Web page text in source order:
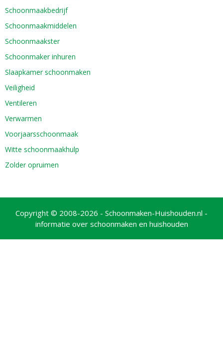
Schoonmaakbedrijf
Schoonmaakmiddelen
Schoonmaakster
Schoonmaker inhuren
Slaapkamer schoonmaken
Veiligheid
Ventileren
Verwarmen
Voorjaarsschoonmaak
Witte schoonmaakhulp
Zolder opruimen
Copyright © 2008-2026 - Schoonmaken-Huishouden.nl -
informatie over schoonmaken en huishouden